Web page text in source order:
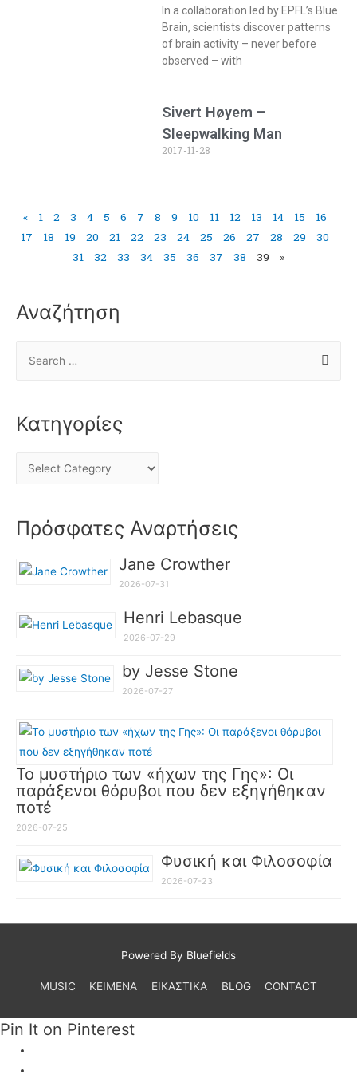
In a collaboration led by EPFL’s Blue
Brain, scientists discover patterns
of brain activity – never before
observed – with
Sivert Høyem –
Sleepwalking Man
2017-11-28
« 1 2 3 4 5 6 7 8 9 10 11 12 13 14 15
16
17
18 19 20 21 22 23 24 25 26 27 28 29
30
31
32 33 34 35 36 37 38 39 »
Αναζήτηση
Κατηγορίες
Πρόσφατες Αναρτήσεις
Jane Crowther
2026-07-31
Henri Lebasque
2026-07-29
by Jesse Stone
2026-07-27
Το μυστήριο των «ήχων της Γης»: Οι
παράξενοι θόρυβοι που δεν εξηγήθηκαν
ποτέ
2026-07-25
Φυσική και Φιλοσοφία
2026-07-23
Powered By Bluefields
MUSIC ΚΕΙΜΕΝΑ ΕΙΚΑΣΤΙΚΑ BLOG CONTACT
Pin It on Pinterest